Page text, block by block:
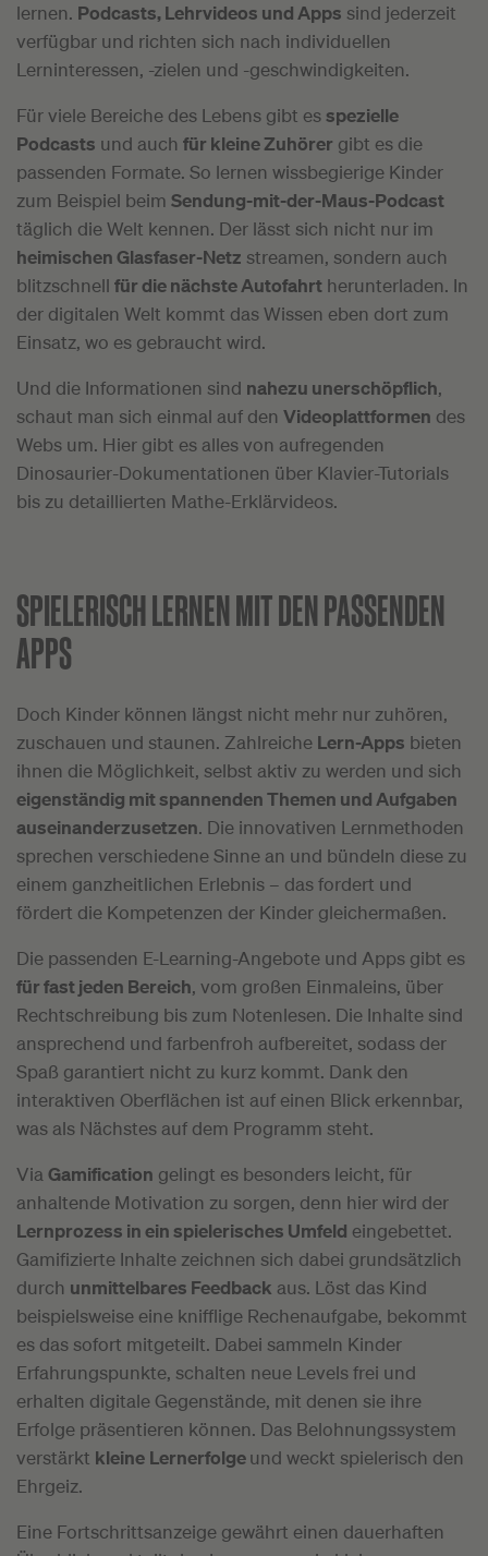
lernen. Podcasts, Lehrvideos und Apps sind jederzeit
verfügbar und richten sich nach individuellen
Lerninteressen, -zielen und -geschwindigkeiten.
Für viele Bereiche des Lebens gibt esspezielle
Podcasts und auch für kleine Zuhörer gibt es die
passenden Formate. So lernen wissbegierige Kinder
zum Beispiel beim Sendung-mit-der-Maus-Podcast
täglich die Welt kennen. Der lässt sich nicht nur im
heimischen Glasfaser-Netz streamen, sondern auch
blitzschnell für die nächste Autofahrt herunterladen. In
der digitalen Welt kommt das Wissen eben dort zum
Einsatz, wo es gebraucht wird.
Und die Informationen sind nahezu unerschöpflich,
schaut man sich einmal auf den Videoplattformen des
Webs um. Hier gibt es alles von aufregenden
Dinosaurier-Dokumentationen über Klavier-Tutorials
bis zu detaillierten Mathe-Erklärvideos.
SPIELERISCH LERNEN MIT DEN PASSENDEN
APPS
Doch Kinder können längst nicht mehr nur zuhören,
zuschauen und staunen. Zahlreiche Lern-Apps bieten
ihnen die Möglichkeit, selbst aktiv zu werden und sich
eigenständig mit spannenden Themen und Aufgaben
auseinanderzusetzen. Die innovativen Lernmethoden
sprechen verschiedene Sinne an und bündeln diese zu
einem ganzheitlichen Erlebnis – das fordert und
fördert die Kompetenzen der Kinder gleichermaßen.
Die passenden E-Learning-Angebote und Apps gibt es
für fast jeden Bereich, vom großen Einmaleins, über
Rechtschreibung bis zum Notenlesen. Die Inhalte sind
ansprechend und farbenfroh aufbereitet, sodass der
Spaß garantiert nicht zu kurz kommt. Dank den
interaktiven Oberflächen ist auf einen Blick erkennbar,
was als Nächstes auf dem Programm steht.
ViaGamification gelingt es besonders leicht, für
anhaltende Motivation zu sorgen, denn hier wird der
Lernprozess in ein spielerisches Umfeld eingebettet.
Gamifizierte Inhalte zeichnen sich dabei grundsätzlich
durch unmittelbares Feedback aus. Löst das Kind
beispielsweise eine knifflige Rechenaufgabe, bekommt
es das sofort mitgeteilt. Dabei sammeln Kinder
Erfahrungspunkte, schalten neue Levels frei und
erhalten digitale Gegenstände, mit denen sie ihre
Erfolge präsentieren können. Das Belohnungssystem
verstärkt kleine Lernerfolgeund weckt spielerisch den
Ehrgeiz.
Eine Fortschrittsanzeige gewährt einen dauerhaften